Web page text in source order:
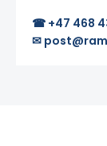
☎ +47 468
✉